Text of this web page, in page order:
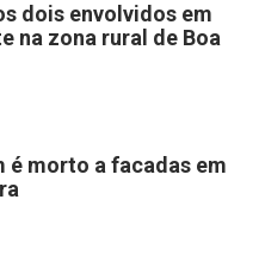
dois envolvidos em
na zona rural de Boa
é morto a facadas em